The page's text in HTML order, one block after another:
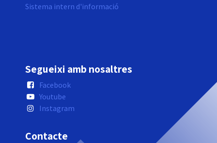
Sistema intern d'informació
Segueixi amb nosaltres
Facebook
Youtube
Instagram
Contacte